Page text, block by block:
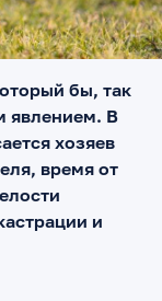
бы, так
явлением. В
хозяев
время от
и